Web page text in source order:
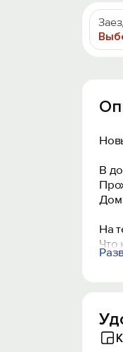
В
Дом
На
Что